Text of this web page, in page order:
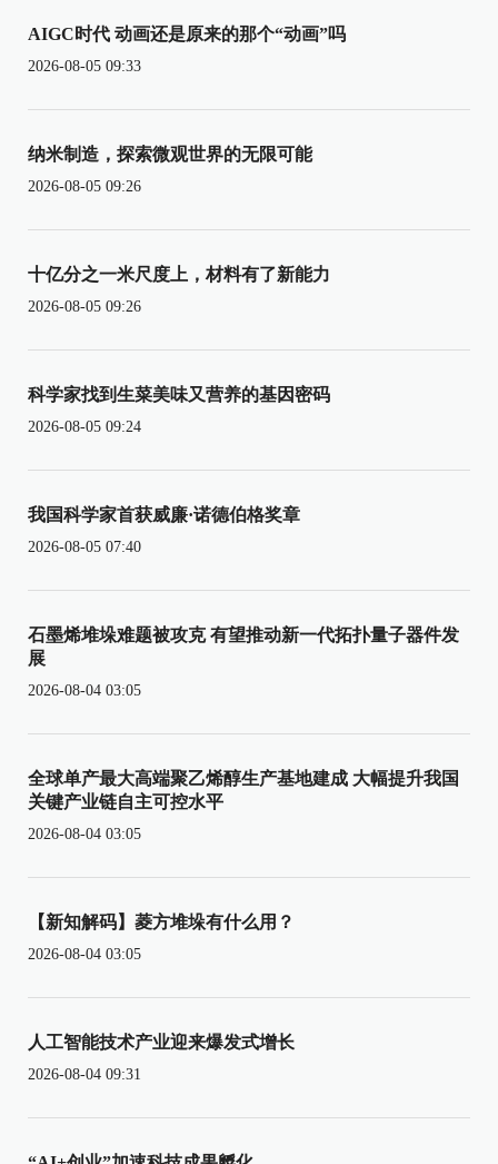
AIGC时代 动画还是原来的那个“动画”吗
2026-08-05 09:33
纳米制造，探索微观世界的无限可能
2026-08-05 09:26
十亿分之一米尺度上，材料有了新能力
2026-08-05 09:26
科学家找到生菜美味又营养的基因密码
2026-08-05 09:24
我国科学家首获威廉·诺德伯格奖章
2026-08-05 07:40
石墨烯堆垛难题被攻克 有望推动新一代拓扑量子器件发
展
2026-08-04 03:05
全球单产最大高端聚乙烯醇生产基地建成 大幅提升我国
关键产业链自主可控水平
2026-08-04 03:05
【新知解码】菱方堆垛有什么用？
2026-08-04 03:05
人工智能技术产业迎来爆发式增长
2026-08-04 09:31